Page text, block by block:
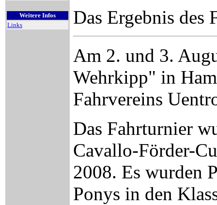
Weitere Infos
Links
Das Ergebnis des
Am 2. und 3.
Wehrkipp" in
Fahrvereins
Das Fahrturnier
Cavallo-Förder-
2008. Es wurden
Ponys in den